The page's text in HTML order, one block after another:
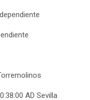
AD Sevilla